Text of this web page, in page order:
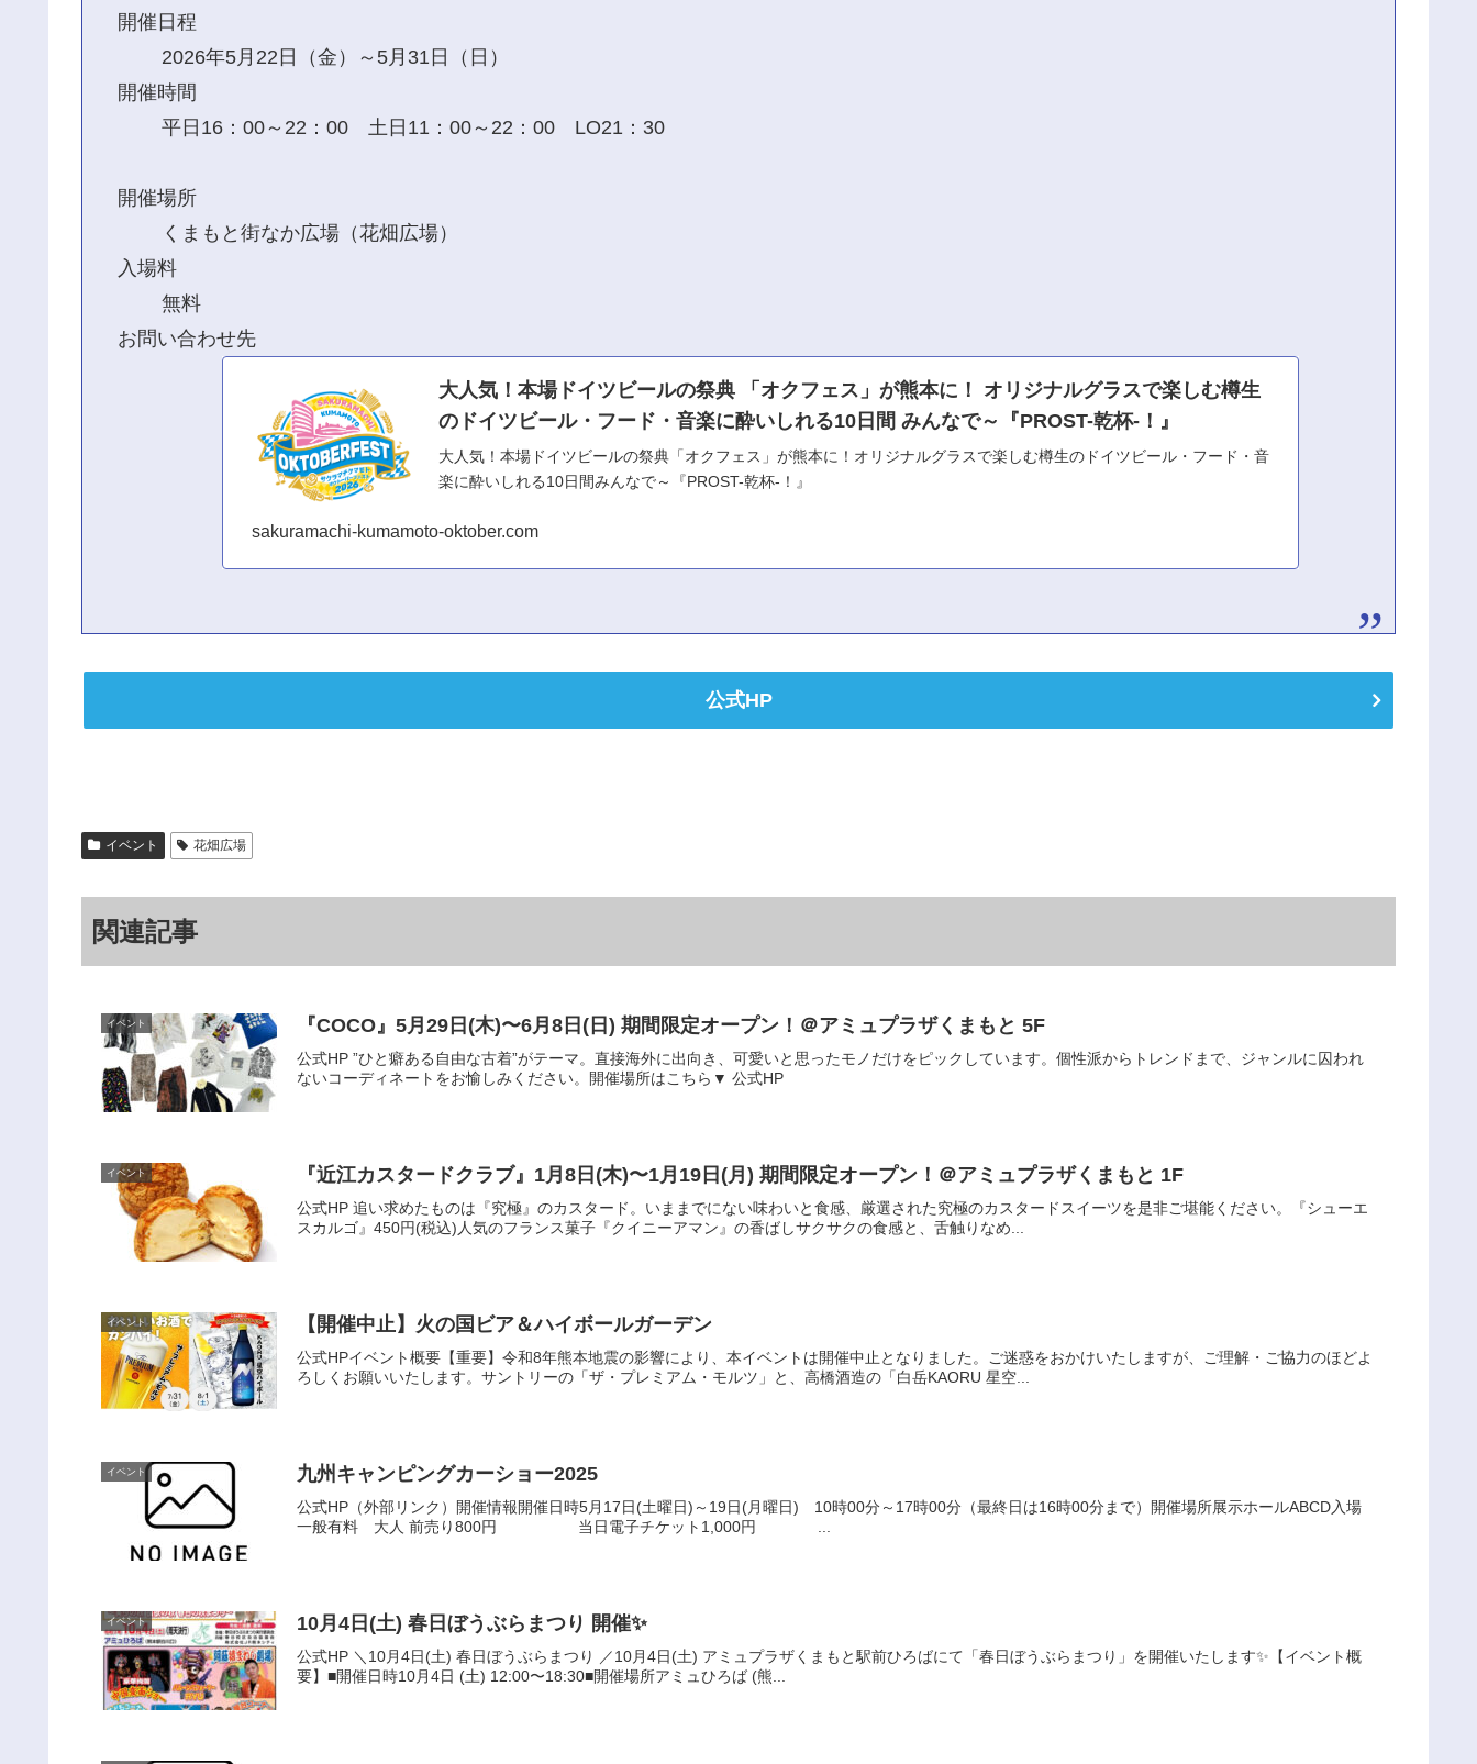
開催日程
2026年5月22日（金）～5月31日（日）
開催時間
平日16：00～22：00 土日11：00～22：00 LO21：30
開催場所
くまもと街なか広場（花畑広場）
入場料
無料
お問い合わせ先
大人気！本場ドイツビールの祭典 「オクフェス」が熊本に！ オリジナルグラスで楽しむ樽生
のドイツビール・フード・音楽に酔いしれる10日間 みんなで～『PROST-乾杯-！』
大人気！本場ドイツビールの祭典「オクフェス」が熊本に！オリジナルグラスで楽しむ樽生のドイツビール・フード・音
楽に酔いしれる10日間みんなで～『PROST-乾杯-！』
sakuramachi-kumamoto-oktober.com
公式HP
イベント 花畑広場
関連記事
イベント 『COCO』5月29日(木)〜6月8日(日) 期間限定オープン！＠アミュプラザくまもと 5F
公式HP ”ひと癖ある自由な古着”がテーマ。直接海外に出向き、可愛いと思ったモノだけをピックしています。個性派からトレンドまで、ジャンルに囚われ
ないコーディネートをお愉しみください。開催場所はこちら▼ 公式HP
イベント 『近江カスタードクラブ』1月8日(木)〜1月19日(月) 期間限定オープン！＠アミュプラザくまもと 1F
公式HP 追い求めたものは『究極』のカスタード。いままでにない味わいと食感、厳選された究極のカスタードスイーツを是非ご堪能ください。『シューエ
スカルゴ』450円(税込)人気のフランス菓子『クイニーアマン』の香ばしサクサクの食感と、舌触りなめ...
イベント 【開催中止】火の国ビア＆ハイボールガーデン
公式HPイベント概要【重要】令和8年熊本地震の影響により、本イベントは開催中止となりました。ご迷惑をおかけいたしますが、ご理解・ご協力のほどよ
ろしくお願いいたします。サントリーの「ザ・プレミアム・モルツ」と、高橋酒造の「白岳KAORU 星空...
イベント 九州キャンピングカーショー2025
公式HP（外部リンク）開催情報開催日時5月17日(土曜日)～19日(月曜日) 10時00分～17時00分（最終日は16時00分まで）開催場所展示ホールABCD入場
一般有料 大人 前売り800円 当日電子チケット1,000円 ...
イベント 10月4日(土) 春日ぼうぶらまつり 開催✨
公式HP ＼10月4日(土) 春日ぼうぶらまつり ／10月4日(土) アミュプラザくまもと駅前ひろばにて「春日ぼうぶらまつり」を開催いたします✨【イベント概
要】■開催日時10月4日 (土) 12:00〜18:30■開催場所アミュひろば (熊...